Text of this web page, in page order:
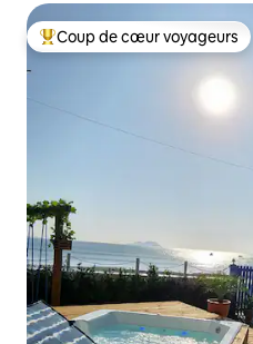
Coups de cœur voyageurs
Coup de cœur voyageurs